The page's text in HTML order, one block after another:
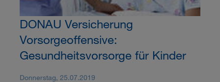
DONAU Versicherung
Vorsorgeoffensive:
Gesundheitsvorsorge für Kinder
Donnerstag, 25.07.2019